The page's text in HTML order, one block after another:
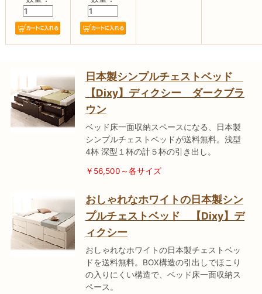
日本製シンプルチェストベッド
【Dixy】ディクシー ダークブラ
ウン
ベッド床一面収納スペースになる、日本製
シンプルチェストベッドが送料無料。浅型
4杯 深型１杯の計５杯の引き出し。
￥56,500～各サイズ
おしゃれなホワイトの日本製シン
プルチェストベッド 【Dixy】デ
ィクシー
おしゃれなホワイトの日本製チェストベッ
ドを送料無料。BOX構造の引出しでほこり
の入りにくい構造で、ベッド床一面収納ス
ペース。